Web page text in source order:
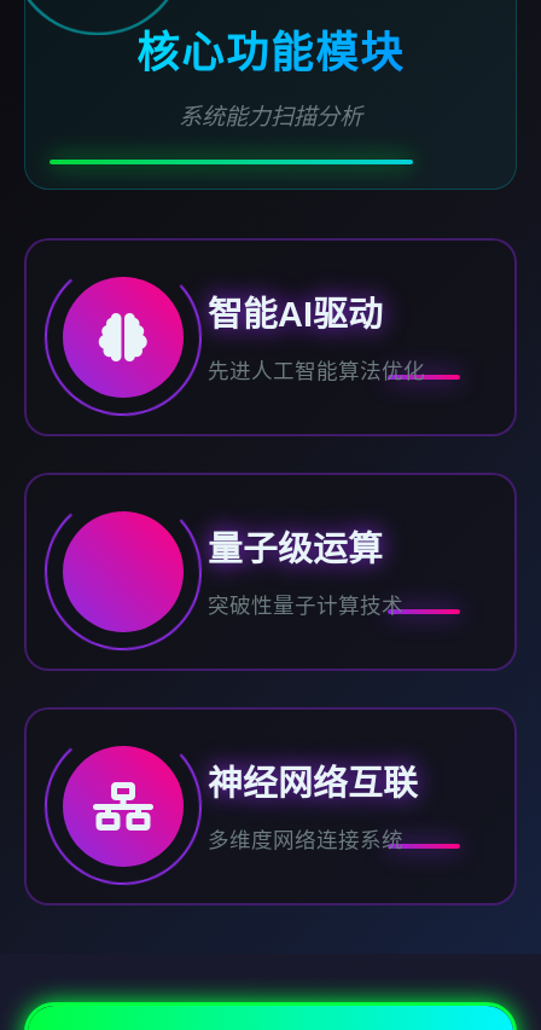
核心功能模块
系统能力扫描分析
智能AI驱动
先进人工智能算法优化
量子级运算
突破性量子计算技术
神经网络互联
多维度网络连接系统